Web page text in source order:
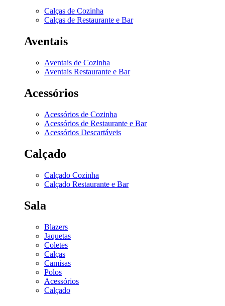
Calças de Cozinha
Calças de Restaurante e Bar
Aventais
Aventais de Cozinha
Aventais Restaurante e Bar
Acessórios
Acessórios de Cozinha
Acessórios de Restaurante e Bar
Acessórios Descartáveis
Calçado
Calçado Cozinha
Calçado Restaurante e Bar
Sala
Blazers
Jaquetas
Coletes
Calças
Camisas
Polos
Acessórios
Calçado